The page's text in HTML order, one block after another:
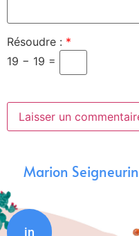
Résoudre : *
19 − 19 =
Marion Seigneurin
in